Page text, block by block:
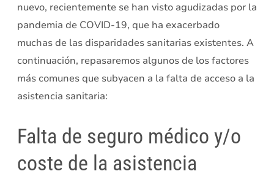
nuevo, recientemente se han visto agudizadas por la
pandemia de COVID-19, que ha exacerbado
muchas de las disparidades sanitarias existentes. A
continuación, repasaremos algunos de los factores
más comunes que subyacen a la falta de acceso a la
asistencia sanitaria:
Falta de seguro médico y/o
coste de la asistencia